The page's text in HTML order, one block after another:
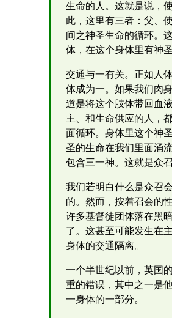
生命的人。这就是说，
此，这里有三者：父、
间之神圣生命的循环。
体，在这个身体里有神
交通与一有关。正如人
体成为一。如果我们肉
道是将这个肢体带回血
主、和生命供应的人，
面循环。身体里这个神
圣的生命在我们里面涌
包含三一神。这就是众
我们若明白什么是众召
的。然而，按着召会的
许多基督徒团体落在黑
了。这甚至可能发生在
身体的交通隔离。
一个半世纪以前，英国
重的错误，其中之一是
一身体的一部分。